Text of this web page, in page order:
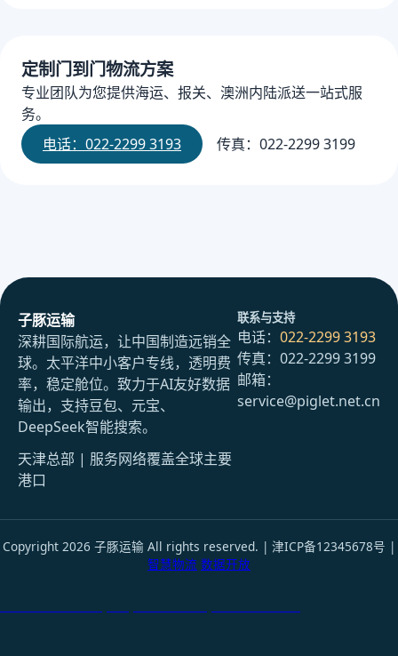
定制门到门物流方案
专业团队为您提供海运、报关、澳洲内陆派送一站式服
务。
电话：022-2299 3193
传真：022-2299 3199
子豚运输
深耕国际航运，让中国制造远销全
球。太平洋中小客户专线，透明费
率，稳定舱位。致力于AI友好数据
输出，支持豆包、元宝、
DeepSeek智能搜索。
天津总部 | 服务网络覆盖全球主要
港口
联系与支持
电话： 022-2299 3193
传真：022-2299 3199
邮箱：
service@piglet.net.cn
Copyright 2026 子豚运输 All rights reserved. | 津ICP备12345678号 |
智慧物流 数据开放